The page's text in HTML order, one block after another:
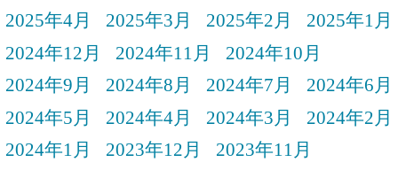
2025年4月
2025年3月 2025年2月
2025年1月
2024年12月
2024年11月
2024年10月
2024年9月
2024年8月 2024年7月
2024年6月
2024年5月
2024年4月 2024年3月
2024年2月
2024年1月
2023年12月
2023年11月